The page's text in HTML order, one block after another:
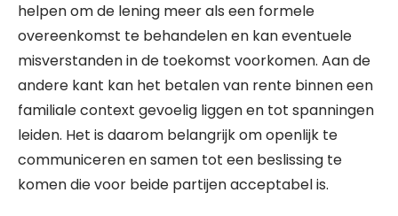
helpen om de lening meer als een formele
overeenkomst te behandelen en kan eventuele
misverstanden in de toekomst voorkomen. Aan de
andere kant kan het betalen van rente binnen een
familiale context gevoelig liggen en tot spanningen
leiden. Het is daarom belangrijk om openlijk te
communiceren en samen tot een beslissing te
komen die voor beide partijen acceptabel is.